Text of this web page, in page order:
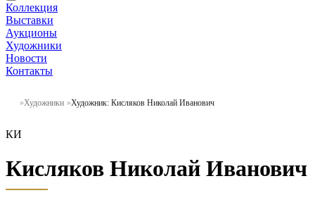
Коллекция
Выставки
Аукционы
Художники
Новости
Контакты
Художники Художник: Кисляков Николай Иванович
КИ
Кисляков Николай Иванович